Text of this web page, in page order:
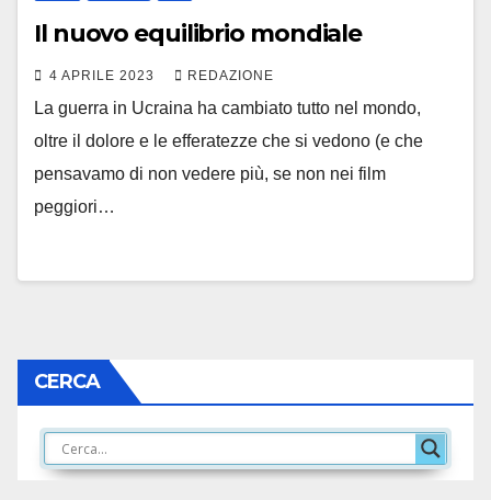
Il nuovo equilibrio mondiale
4 APRILE 2023 REDAZIONE
La guerra in Ucraina ha cambiato tutto nel mondo,
oltre il dolore e le efferatezze che si vedono (e che
pensavamo di non vedere più, se non nei film
peggiori…
CERCA